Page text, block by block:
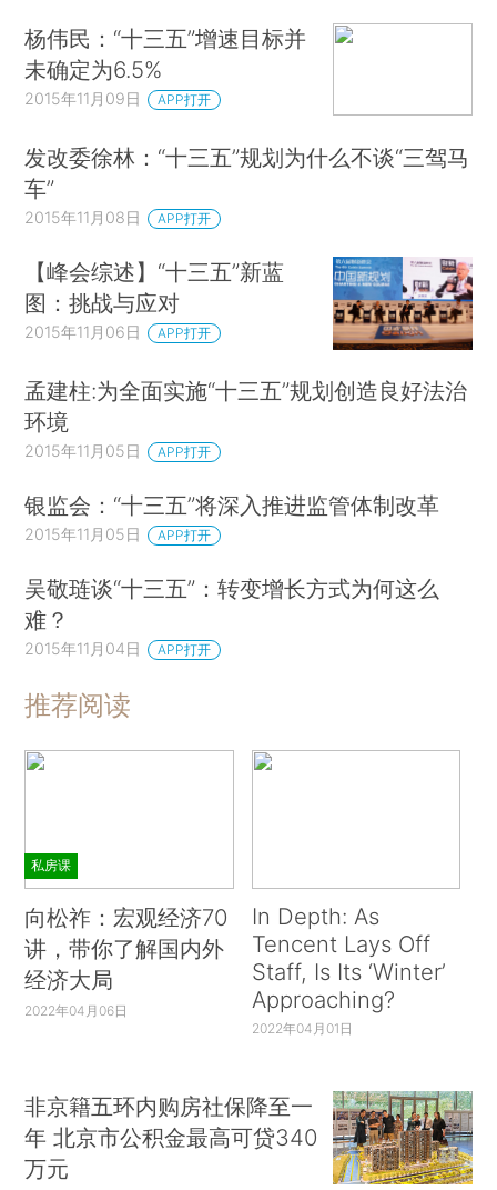
杨伟民：“十三五”增速目标并
未确定为6.5%
2015年11月09日 APP打开
发改委徐林：“十三五”规划为什么不谈“三驾马
车”
2015年11月08日 APP打开
【峰会综述】“十三五”新蓝
图：挑战与应对
2015年11月06日 APP打开
孟建柱:为全面实施“十三五”规划创造良好法治
环境
2015年11月05日 APP打开
银监会：“十三五”将深入推进监管体制改革
2015年11月05日 APP打开
吴敬琏谈“十三五”：转变增长方式为何这么
难？
2015年11月04日 APP打开
推荐阅读
私房课
向松祚：宏观经济70
讲，带你了解国内外
经济大局
2022年04月06日
In Depth: As
Tencent Lays Off
Staff, Is Its ‘Winter’
Approaching?
2022年04月01日
非京籍五环内购房社保降至一
年 北京市公积金最高可贷340
万元